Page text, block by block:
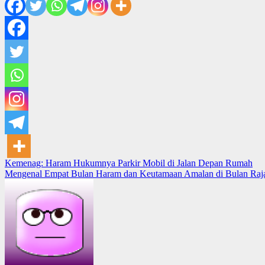
Post
navigation
Kemenag: Haram Hukumnya Parkir Mobil di Jalan Depan Rumah
Mengenal Empat Bulan Haram dan Keutamaan Amalan di Bulan